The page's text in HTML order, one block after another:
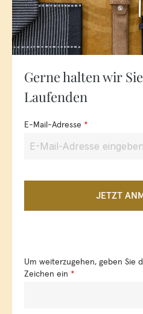
Gerne halten wir
Laufenden
E-Mail-Adresse *
JETZT
Um weiterzugehen, geben Sie
Zeichen ein *